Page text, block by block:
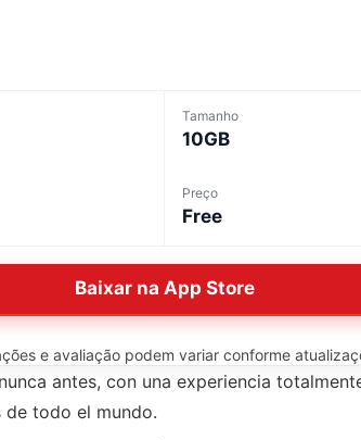
Tamanho
10GB
Preço
Free
Baixar na App Store
e avaliação podem variar conforme
antes, con una experiencia
todo el mundo.